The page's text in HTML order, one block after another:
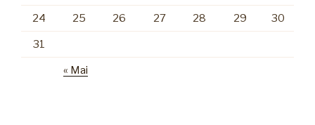
24 25 26 27 28 29 30
31
« Mai